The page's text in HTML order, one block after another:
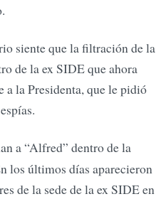
siente que la filtración de la
de la ex SIDE que ahora
a la Presidenta, que le pidió
a “Alfred” dentro de la
los últimos días aparecieron
de la sede de la ex SIDE en